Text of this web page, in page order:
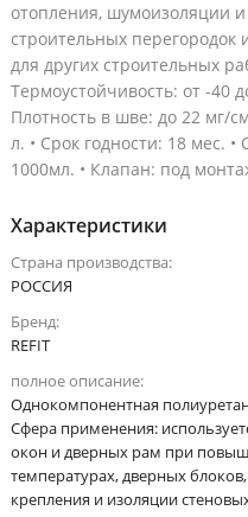
отопления, шумоизоляции
строительных перегородок
для других строительных
Термоустойчивость: от -40
Плотность в шве: до 22 мг/
л. • Срок годности: 18 мес.
1000мл. • Клапан: под
Характеристики
Страна производства:
РОССИЯ
Бренд:
REFIT
полное описание:
Однокомпонентная
Сфера применения:
окон и дверных рам при
температурах, дверных
крепления и изоляции